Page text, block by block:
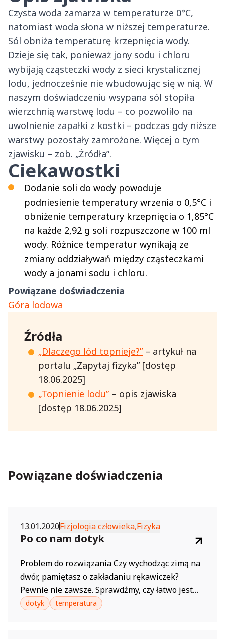
Czysta woda zamarza w temperaturze 0°C,
natomiast woda słona w niższej temperaturze.
Sól obniża temperaturę krzepnięcia wody.
Dzieje się tak, ponieważ jony sodu i chloru
wybijają cząsteczki wody z sieci krystalicznej
lodu, jednocześnie nie wbudowując się w nią. W
naszym doświadczeniu wsypana sól stopiła
wierzchnią warstwę lodu – co pozwoliło na
uwolnienie zapałki z kostki – podczas gdy niższe
warstwy pozostały zamrożone. Więcej o tym
zjawisku – zob. „Źródła”.
Ciekawostki
Dodanie soli do wody powoduje
podniesienie temperatury wrzenia o 0,5°C i
obniżenie temperatury krzepnięcia o 1,85°C
na każde 2,92 g soli rozpuszczone w 100 ml
wody. Różnice temperatur wynikają ze
zmiany oddziaływań między cząsteczkami
wody a jonami sodu i chloru.
Powiązane doświadczenia
Góra lodowa
Źródła
„Dlaczego lód topnieje?”– artykuł na
portalu „Zapytaj fizyka” [dostęp
18.06.2025]
„Topnienie lodu”– opis zjawiska
[dostęp 18.06.2025]
Powiązane doświadczenia
13.01.2020Fizjologia człowieka,Fizyka
Po co nam dotyk
Problem do rozwiązania Czy wychodząc zimą na
dwór, pamiętasz o zakładaniu rękawiczek?
Pewnie nie zawsze. Sprawdźmy, czy łatwo jest
wykonywać proste czynności, gdy niska
dotyk temperatura